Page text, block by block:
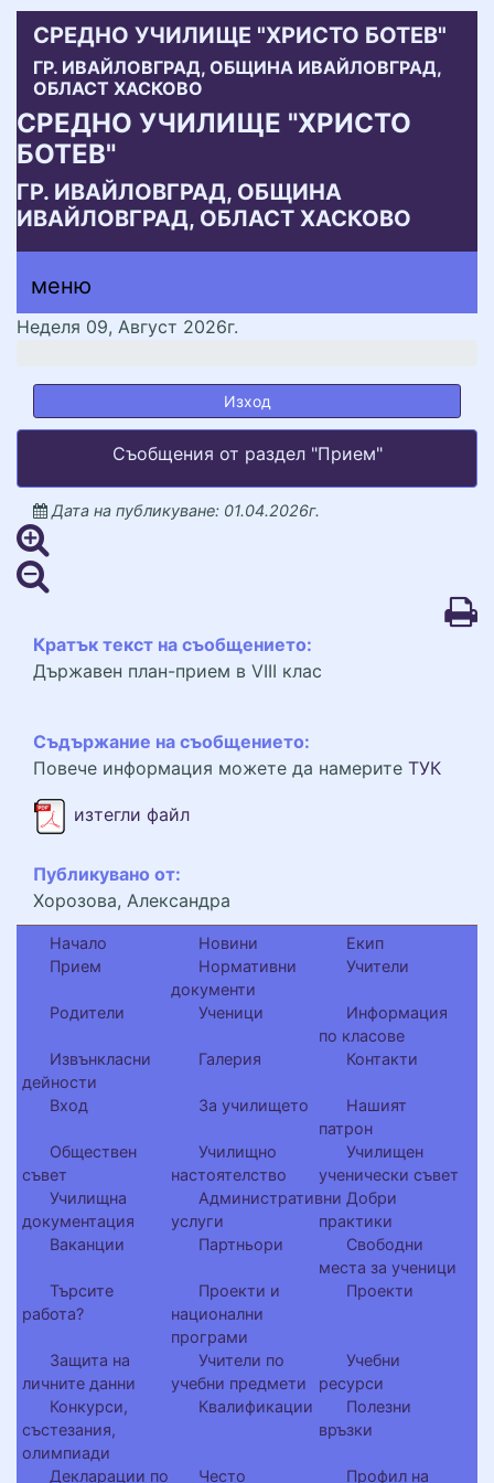
СРЕДНО УЧИЛИЩЕ "ХРИСТО БОТЕВ"
ГР. ИВАЙЛОВГРАД, ОБЩИНА ИВАЙЛОВГРАД,
ОБЛАСТ ХАСКОВО
СРЕДНО УЧИЛИЩЕ "ХРИСТО
БОТЕВ"
ГР. ИВАЙЛОВГРАД, ОБЩИНА
ИВАЙЛОВГРАД, ОБЛАСТ ХАСКОВО
меню горно
меню
меню
Неделя 09, Август 2026г.
Изход
Съобщения от раздел "Прием"
Дата на публикуване: 01.04.2026г.
Кратък текст на съобщението:
Държавен план-прием в VIII клас
Съдържание на съобщението:
Повече информация можете да намерите ТУК
изтегли файлprilozhenie_1.pdf
Публикувано от:
Хорозова, Александра
Начало Новини
Екип
Прием
Нормативни
документи
Учители
Родители Ученици
Информация
по класове
Извънкласни
дейности
Галерия Контакти
Вход За училището
Нашият
патрон
Обществен
съвет
Училищно
настоятелство
Училищен
ученически съвет
Училищна
документация
Административни
услуги
Добри
практики
Ваканции
Партньори
Свободни
места за ученици
Търсите
работа?
Проекти и
национални
програми
Проекти
Защита на
личните данни
Учители по
учебни предмети
Учебни
ресурси
Конкурси,
състезания,
олимпиади
Квалификации
Полезни
връзки
Декларации по Често Профил на